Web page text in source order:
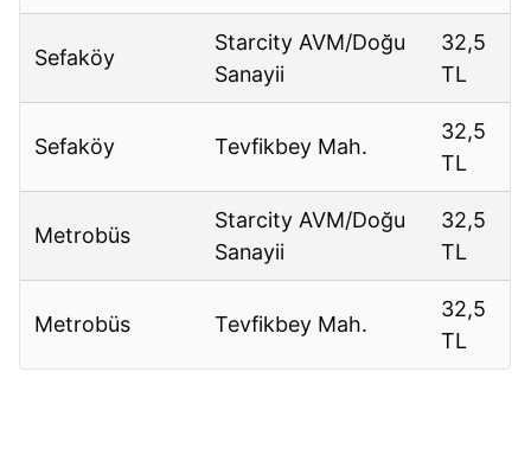
Sefaköy
Starcity AVM/Doğu
Sanayii
32,5
TL
Sefaköy Tevfikbey Mah.
32,5
TL
Metrobüs
Starcity AVM/Doğu
Sanayii
32,5
TL
Metrobüs Tevfikbey Mah.
32,5
TL